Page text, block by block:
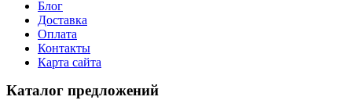
Блог
Доставка
Оплата
Контакты
Карта сайта
Каталог предложений